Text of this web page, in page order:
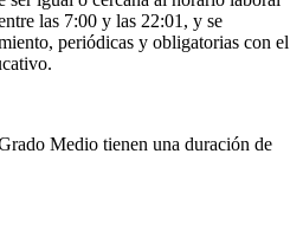
las 7:00 y las 22:01, y se
periódicas y obligatorias con el
Medio tienen una duración de